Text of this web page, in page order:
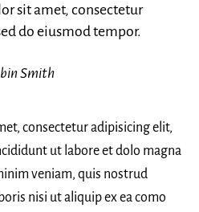
sit amet, consectetur
do eiusmod tempor.
Smith
consectetur adipisicing elit,
ut labore et dolo magna
veniam, quis nostrud
nisi ut aliquip ex ea como